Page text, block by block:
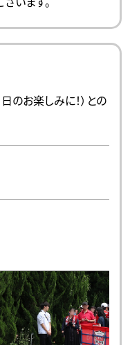
います。
のお楽しみに！）との